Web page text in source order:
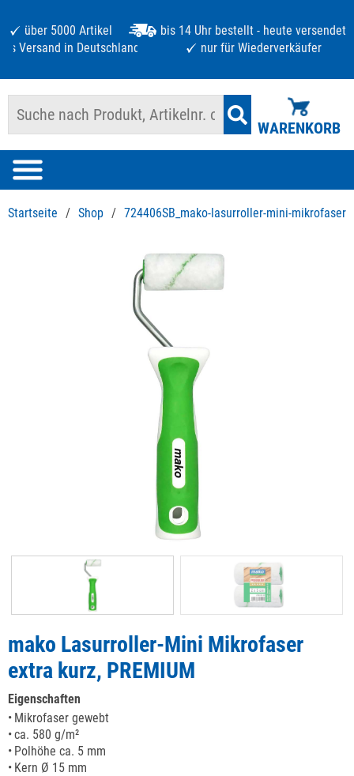
über 5000 Artikel
bis 14 Uhr bestellt - heute versendet
Versand in Deutschland ab 125 €
nur für Wiederverkäufer
WARENKORB
Startseite / Shop / 724406SB_mako-lasurroller-mini-
mako Lasurroller-Mini Mikrofaser
extra kurz, PREMIUM
Eigenschaften
Mikrofaser gewebt
ca. 580 g/m²
Polhöhe ca. 5 mm
Kern Ø 15 mm